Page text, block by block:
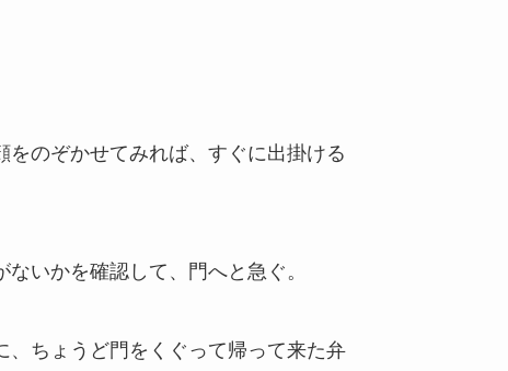
のぞかせてみれば、すぐに出掛ける
いかを確認して、門へと急ぐ。
ちょうど門をくぐって帰って来た弁